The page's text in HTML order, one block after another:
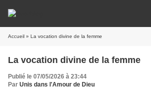
Accueil » La vocation divine de la femme
La vocation divine de la femme
Publié le 07/05/2026 à 23:44
Par Unis dans l'Amour de Dieu